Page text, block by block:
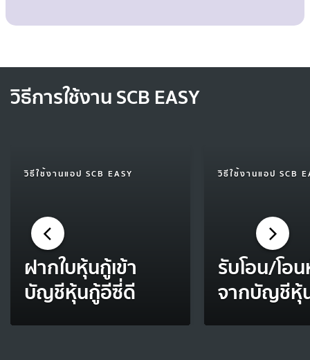
วิธีการใช้งาน SCB EASY
วิธีใช้งานแอป SCB EASY
ฝากใบหุ้นกู้เข้า
บัญชีหุ้นกู้อีซี่ดี
วิธีใช้งานแอป SCB
รับโอน/โอ
จากบัญชีหุ้